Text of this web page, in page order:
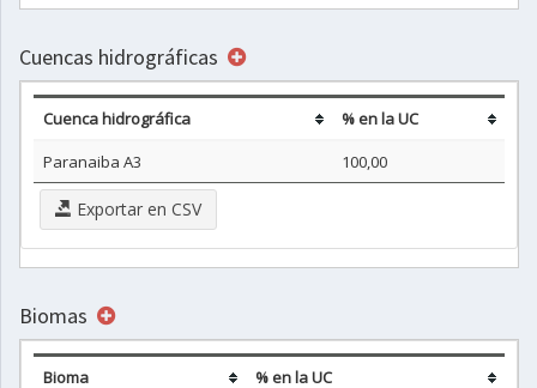
Cuencas hidrográficas
Cuenca hidrográfica
% en la UC
Paranaiba A3
100,00
Exportar en CSV
Biomas
Bioma
% en la UC